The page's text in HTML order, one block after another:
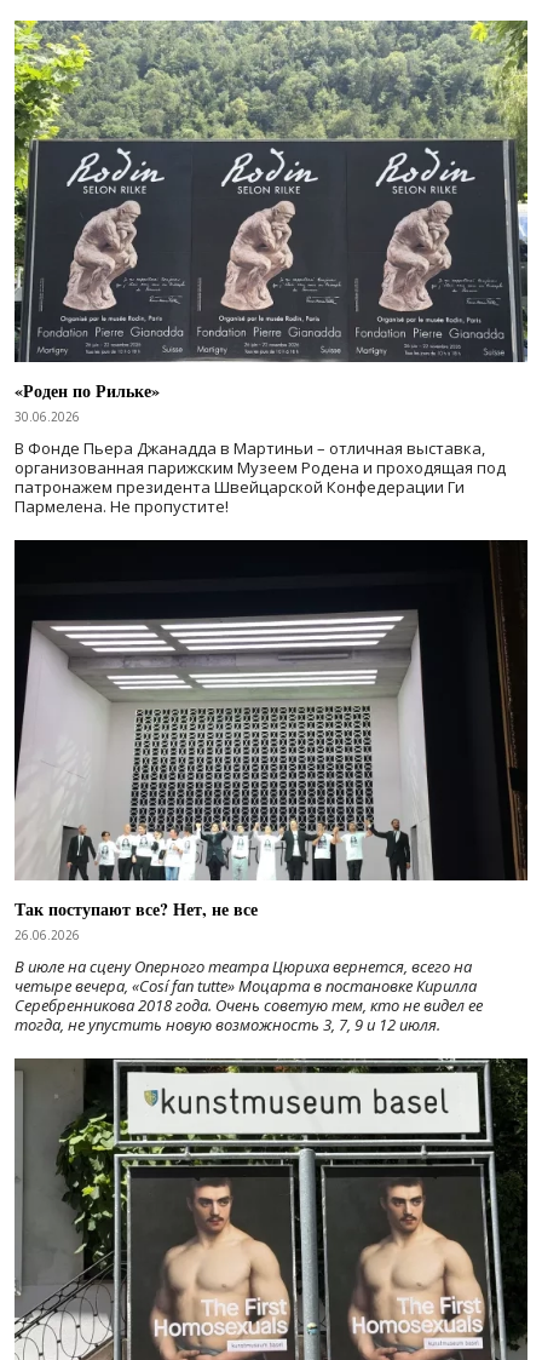
«Роден по Рильке»
30.06.2026
В Фонде Пьера Джанадда в Мартиньи – отличная выставка,
организованная парижским Музеем Родена и проходящая под
патронажем президента Швейцарской Конфедерации Ги
Пармелена. Не пропустите!
Так поступают все? Нет, не все
26.06.2026
В июле на сцену Оперного театра Цюриха вернется, всего на
четыре вечера, «Cosí fan tutte» Моцарта в постановке Кирилла
Серебренникова 2018 года. Очень советую тем, кто не видел ее
тогда, не упустить новую возможность 3, 7, 9 и 12 июля.